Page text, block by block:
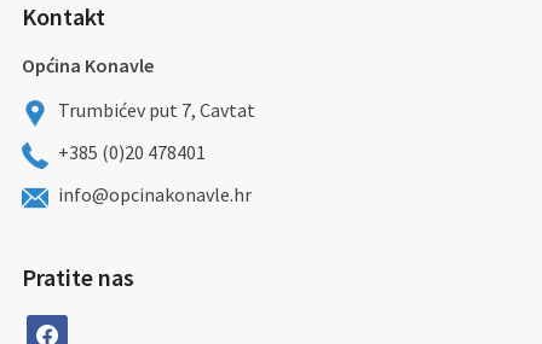
Kontakt
Općina Konavle
Trumbićev put 7, Cavtat
+385 (0)20 478401
info@opcinakonavle.hr
Pratite nas
facebook